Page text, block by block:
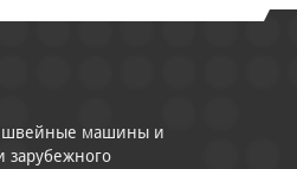
швейные машины и
зарубежного